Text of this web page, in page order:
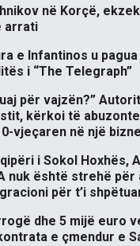
në Korçë,
arrati
e Infantinos u pagua
i “The Telegraph”
për vajzën?”
kërkoi të abuzonte
vjeçaren në një
i Sokol Hoxhës,
nuk është strehë për
për t’i
dhe 5 mijë euro
e çmendur e